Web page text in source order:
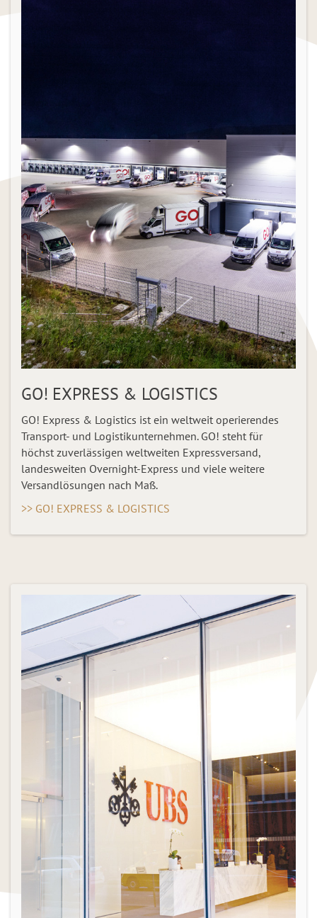
GO! EXPRESS & LOGISTICS
GO! Express & Logistics ist ein weltweit operierendes
Transport- und Logistikunternehmen. GO! steht für
höchst zuverlässigen weltweiten Expressversand,
landesweiten Overnight-Express und viele weitere
Versandlösungen nach Maß.
>> GO! EXPRESS & LOGISTICS